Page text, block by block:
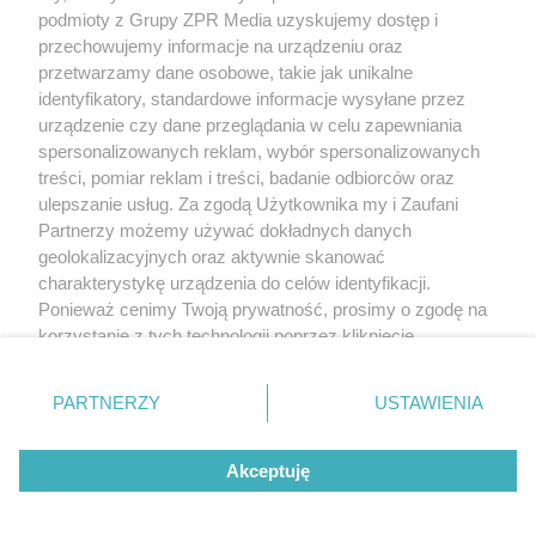
rozpowszechniany lub dalej rozpowszechniany w jakikolwiek sposób
(w tym także elektroniczny lub mechaniczny) na jakimkolwiek polu
eksploatacji w jakiejkolwiek formie, włącznie z umieszczaniem w
Internecie bez pisemnej zgody właściciela praw. Jakiekolwiek użycie
lub wykorzystanie utworów w całości lub w części z naruszeniem
prawa, tzn. bez właściwej zgody, jest zabronione pod groźbą kary i
może być ścigane prawnie.
Informacje prawne
Nasze serwisy
podmioty z Grupy ZPR Media uzyskujemy dostęp i
przechowujemy informacje na urządzeniu oraz
przetwarzamy dane osobowe, takie jak unikalne
identyfikatory, standardowe informacje wysyłane przez
urządzenie czy dane przeglądania w celu zapewniania
spersonalizowanych reklam, wybór spersonalizowanych
treści, pomiar reklam i treści, badanie odbiorców oraz
ulepszanie usług. Za zgodą Użytkownika my i Zaufani
Partnerzy możemy używać dokładnych danych
geolokalizacyjnych oraz aktywnie skanować
charakterystykę urządzenia do celów identyfikacji.
Ponieważ cenimy Twoją prywatność, prosimy o zgodę na
korzystanie z tych technologii poprzez kliknięcie
zmienić/wycofać klikając przycisk ustawień prywatności
znajdujący się w lewym dolnym rogu strony
rodzaje przetwarzania danych nie wymagają zgody
użytkownika, ale masz prawo sprzeciwić się takiemu
przetwarzaniu. Preferencje będą miały zastosowanie tylko
PARTNERZY USTAWIENIA
Akceptuję